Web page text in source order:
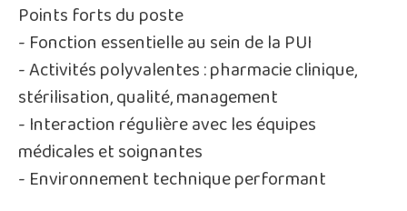
Points forts du poste
- Fonction essentielle au sein de la PUI
- Activités polyvalentes : pharmacie clinique,
stérilisation, qualité, management
- Interaction régulière avec les équipes
médicales et soignantes
- Environnement technique performant